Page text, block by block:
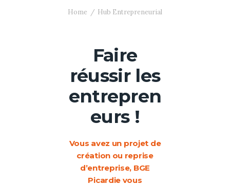
Home Hub Entrepreneurial
Faire
réussir les
entrepren
eurs !
Vous avez un projet de
création ou reprise
d’entreprise, BGE
Picardie vous